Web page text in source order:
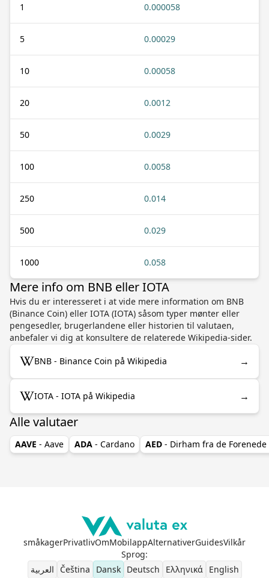
1 0.000058
5 0.00029
10 0.00058
20 0.0012
50 0.0029
100 0.0058
250 0.014
500 0.029
1000 0.058
Mere info om BNB eller IOTA
Hvis du er interesseret i at vide mere information om BNB
(Binance Coin) eller IOTA (IOTA) såsom typer mønter eller
pengesedler, brugerlandene eller historien til valutaen,
anbefaler vi dig at konsultere de relaterede Wikipedia-sider.
BNB - Binance Coin på Wikipedia →
IOTA - IOTA på Wikipedia →
Alle valutaer
AAVE - Aave ADA - Cardano AED - Dirham fra de
småkagerPrivatlivOmMobilappAlternativerGuidesVilkår
Sprog:
العربية
Čeština Dansk Deutsch Ελληνικά English